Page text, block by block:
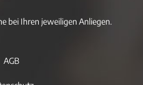
bei Ihren jeweiligen Anliegen.
AGB